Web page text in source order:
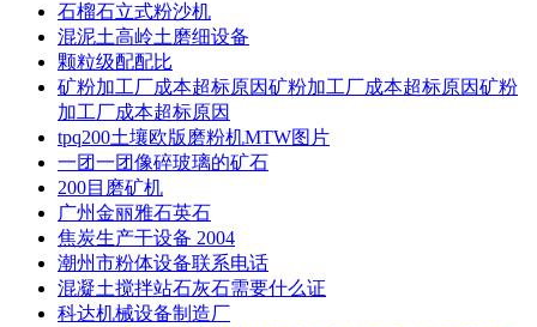
石榴石立式粉沙机
混泥土高岭土磨细设备
颗粒级配配比
矿粉加工厂成本超标原因矿粉加工厂成本超标原因矿粉
加工厂成本超标原因
tpq200土壤欧版磨粉机MTW图片
一团一团像碎玻璃的矿石
200目磨矿机
广州金丽雅石英石
焦炭生产干设备 2004
潮州市粉体设备联系电话
混凝土搅拌站石灰石需要什么证
科达机械设备制造厂